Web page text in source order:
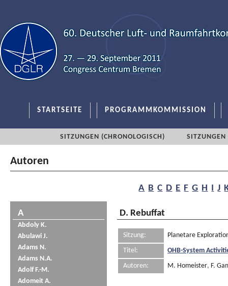
STARTSEITE PROGRAMMKOMMISSION
SITZUNGEN (CHRONOLOGISCH) SITZUNGEN
Autoren
A B C D E F G H I J
A
Abdoly K.
Abulawi J.
Adams N.
Adams N.A.
Adolf F.-M.
Adomeit A.
D. Rebuffat
Sitzung:
Planetare
Titel:
OHB-System
Autoren:
M. Homeister, F.